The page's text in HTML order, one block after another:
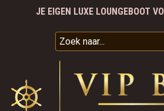
SPECIALE
VAARBEWIJS IS NIET
JE EIGEN LUXE LOUNGEBOOT